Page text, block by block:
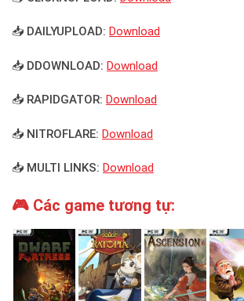
📥 DAILYUPLOAD: Download
📥 DDOWNLOAD: Download
📥 RAPIDGATOR: Download
📥 NITROFLARE: Download
📥 MULTI LINKS: Download
🎮 Các game tương tự: